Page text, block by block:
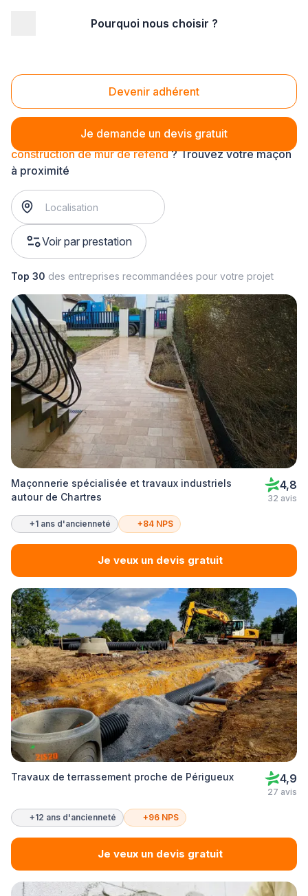
Pourquoi nous choisir ?
Devenir adhérent
Je demande un devis gratuit
Construction de mur de refend
construction de mur de refend? Trouvez votre maçon
à proximité
Voir par prestation
Top 30 des entreprises recommandées pour votre projet
Maçonnerie spécialisée et travaux industriels
autour de Chartres
4,8
32 avis
+1 ans d'ancienneté +84 NPS
Je veux un devis gratuit
Travaux de terrassement proche de Périgueux 4,9
27 avis
+12 ans d'ancienneté +96 NPS
Je veux un devis gratuit